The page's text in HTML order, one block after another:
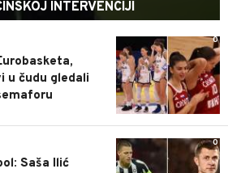
INTERVENCIJI
0
u čudu gledali
0
Saša Ilić